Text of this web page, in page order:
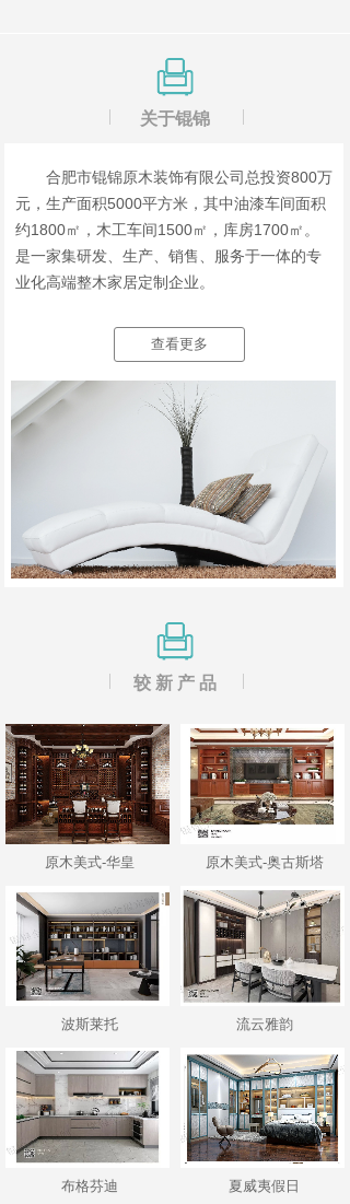
关于锟锦
合肥市锟锦原木装饰有限公司总投资800万
元，生产面积5000平方米，其中油漆车间面积
约1800㎡，木工车间1500㎡，库房1700㎡。
是一家集研发、生产、销售、服务于一体的专
业化高端整木家居定制企业。
查看更多
原木美式-华皇 原木美式-奥古斯塔
波斯莱托 流云雅韵
布格芬迪 夏威夷假日
较 新 产 品